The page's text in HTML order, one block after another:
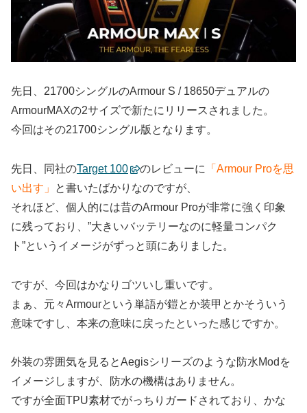
先日、21700シングルのArmour S / 18650デュアルの
ArmourMAXの2サイズで新たにリリースされました。
今回はその21700シングル版となります。
先日、同社のTarget 100 のレビューに
「Armour Proを思
い出す」
と書いたばかりなのですが、
それほど、個人的には昔のArmour Proが非常に強く印象
に残っており、”大きいバッテリーなのに軽量コンパク
ト”というイメージがずっと頭にありました。
ですが、今回はかなりゴツいし重いです。
まぁ、元々Armourという単語が鎧とか装甲とかそういう
意味ですし、本来の意味に戻ったといった感じですか。
外装の雰囲気を見るとAegisシリーズのような防水Modを
イメージしますが、防水の機構はありません。
ですが全面TPU素材でがっちりガードされており、かな